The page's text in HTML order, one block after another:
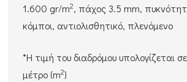
1.600 gr/m2, πάχος 3.5 mm,
κόμποι, αντιολισθητικό, πλενόμενο
*Η τιμή του διαδρόμου υπολογίζεται
μέτρο (m2)